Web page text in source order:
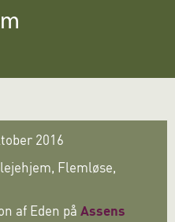
2016
Flemløse,
af Eden på Assens